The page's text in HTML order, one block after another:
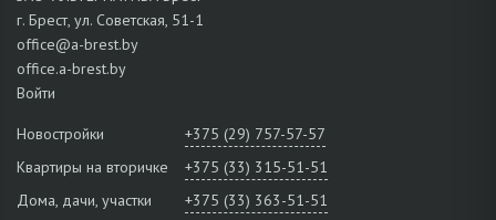
г. Брест, ул. Советская, 51-1
office@a-brest.by
office.a-brest.by
Войти
Новостройки
+375 (29) 757-57-57
Квартиры на вторичке
+375 (33) 315-51-51
Дома, дачи, участки
+375 (33) 363-51-51